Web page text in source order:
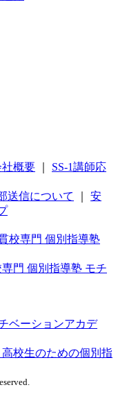
社概要
SS-1講師応
送信について
安
門 個別指導塾 モチ
校生のための個別指